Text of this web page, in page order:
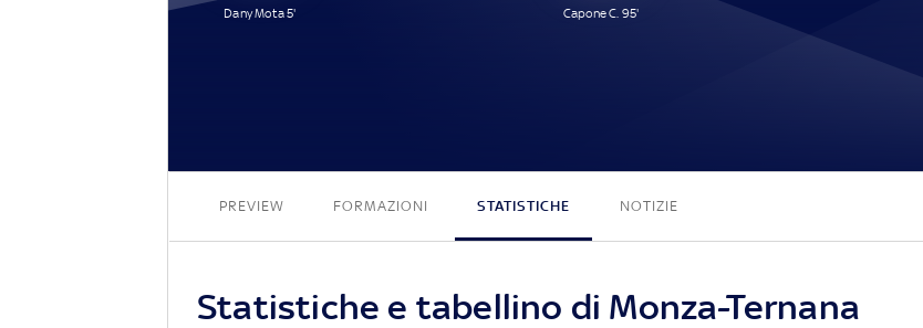
Dany Mota 5' Capone C. 95'
PREVIEW FORMAZIONI STATISTICHE NOTIZIE
Statistiche e tabellino di Monza-Ternana